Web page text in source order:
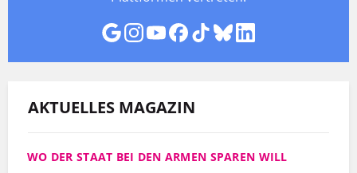
AKTUELLES MAGAZIN
WO DER STAAT BEI DEN ARMEN SPAREN WILL